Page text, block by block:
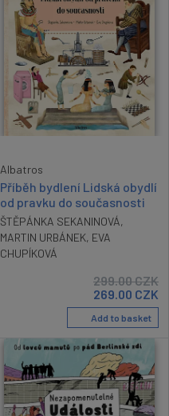
Albatros
Příběh bydlení Lidská obydlí
od pravku do současnosti
ŠTĚPÁNKA SEKANINOVÁ,
MARTIN URBÁNEK, EVA
CHUPÍKOVÁ
299.00CZK
269.00 CZK
Add to basket